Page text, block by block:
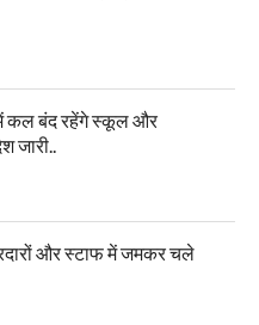
कल बंद रहेंगे स्कूल और
जारी..
और स्टाफ में जमकर चले